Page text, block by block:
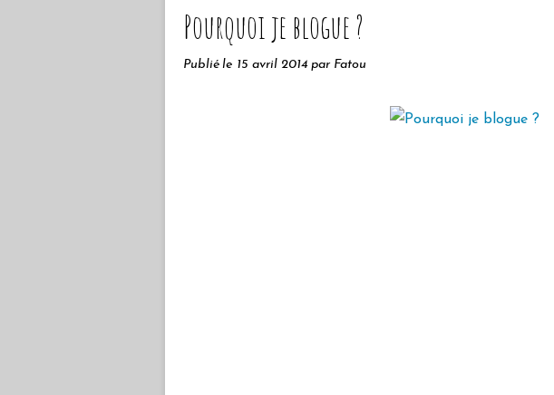
Pourquoi je blogue ?
Publié le 15 avril 2014 par Fatou